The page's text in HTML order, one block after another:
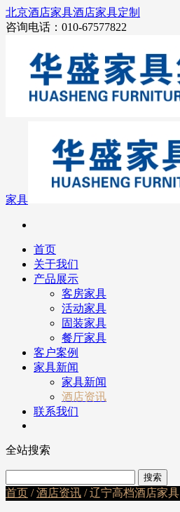
北京酒店家具酒店家具定制
咨询电话：010-67577822
家具
首页
关于我们
产品展示
客房家具
活动家具
固装家具
餐厅家具
客户案例
家具新闻
家具新闻
酒店资讯
联系我们
全站搜索
首页 /酒店资讯 / 辽宁高档酒店家具